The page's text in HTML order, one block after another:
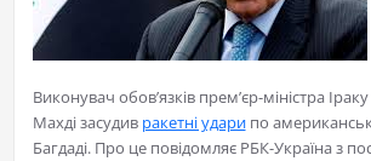
Виконувач обов’язків прем’єр-міністра
Махді засудив ракетні ударипо
Багдаді. Про це повідомляє РБК-Україна з